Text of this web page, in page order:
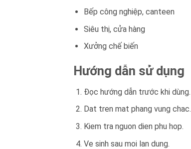
Bếp công nghiệp, canteen
Siêu thị, cửa hàng
Xưởng chế biến
Hướng dẫn sử dụng
Đọc hướng dẫn trước khi dùng.
Dat tren mat phang vung chac.
Kiem tra nguon dien phu hop.
Ve sinh sau moi lan dung.